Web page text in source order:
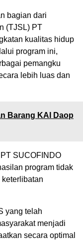
bagian dari
(TJSL) PT
kualitas hidup
program ini,
pemangku
lebih luas dan
Barang KAI Daop
SUCOFINDO
program tidak
yang telah
menjadi
secara optimal